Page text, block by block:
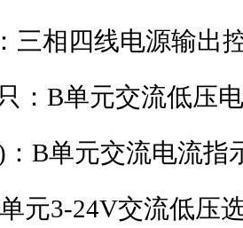
三相四线电源输出
只： B单元交流低压
： B单元交流电流指
单元3-24V交流低压